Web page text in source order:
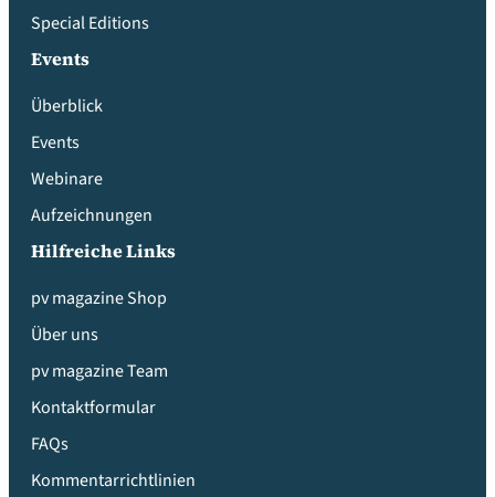
Special Editions
Events
Überblick
Events
Webinare
Aufzeichnungen
Hilfreiche Links
pv magazine Shop
Über uns
pv magazine Team
Kontaktformular
FAQs
Kommentarrichtlinien